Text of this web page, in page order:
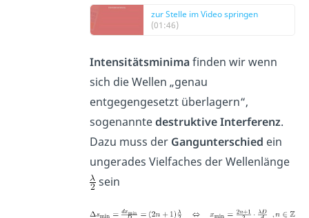
zur Stelle im Video springen
(01:46)
Intensitätsminimafinden wir wenn
sich die Wellen „genau
entgegengesetzt überlagern“,
sogenanntedestruktive Interferenz.
Dazu muss der Gangunterschied ein
ungerades Vielfaches der Wellenlänge
sein